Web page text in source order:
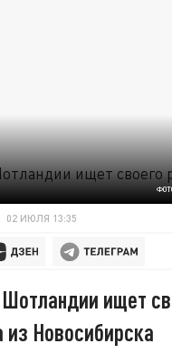
02 ИЮЛЯ 13:35
ищет
из Новосибирска